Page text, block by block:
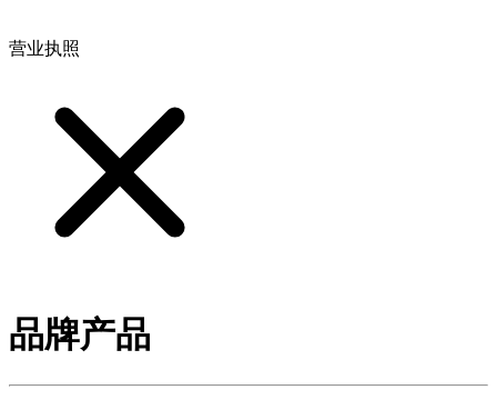
营业执照
品牌产品